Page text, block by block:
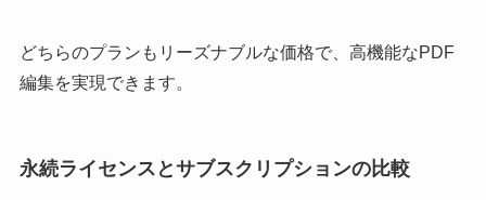
どちらのプランもリーズナブルな価格で、高機能なPDF
編集を実現できます。
永続ライセンスとサブスクリプションの比較